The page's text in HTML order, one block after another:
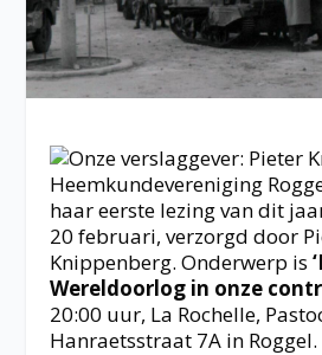
Heemkundevereniging
haar eerste lezing van dit
20 februari, verzorgd door
Knippenberg. Onderwerp is
Wereldoorlog in onze
20:00 uur, La Rochelle,
Hanraetsstraat 7A in Roggel.